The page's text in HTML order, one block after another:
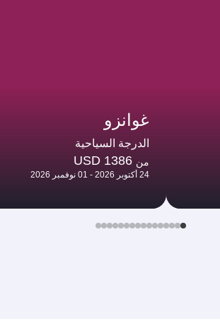
غوانزو
الدرجة السياحية
من USD 1386
24 أكتوبر 2026 - 01 نوفمبر 2026